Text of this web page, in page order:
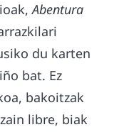
Abentura
du karten
bat. Ez
bakoitzak
libre, biak